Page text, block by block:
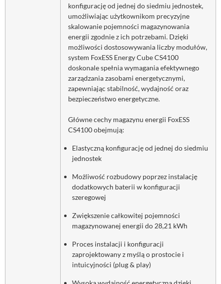
konfigurację od jednej do siedmiu jednostek,
umożliwiając użytkownikom precyzyjne
skalowanie pojemności magazynowania
energii zgodnie z ich potrzebami. Dzięki
możliwości dostosowywania liczby modułów,
system FoxESS Energy Cube CS4100
doskonale spełnia wymagania efektywnego
zarządzania zasobami energetycznymi,
zapewniając stabilność, wydajność oraz
bezpieczeństwo energetyczne.
Główne cechy magazynu energii FoxESS
CS4100 obejmują:
Elastyczną konfigurację od jednej do siedmiu
jednostek
Możliwość rozbudowy poprzez instalację
dodatkowych baterii w konfiguracji
szeregowej
Zwiększenie całkowitej pojemności
magazynowanej energii do 28,21 kWh
Proces instalacji i konfiguracji
zaprojektowany z myślą o prostocie i
intuicyjności (plug & play)